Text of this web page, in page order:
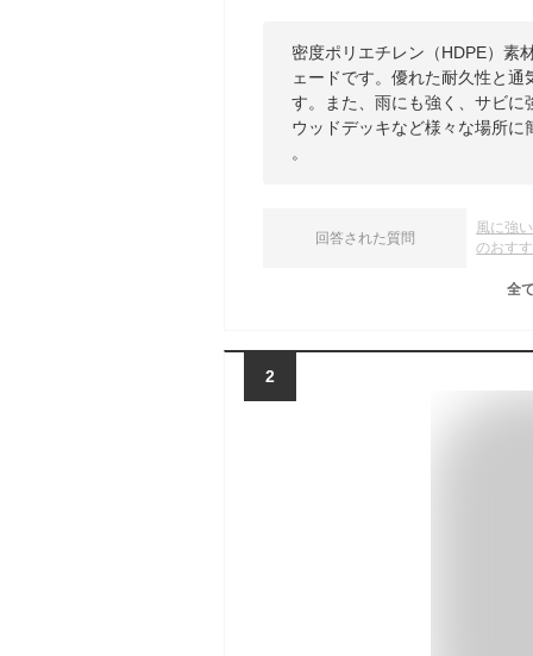
密度ポリエチレン（HDPE）素
ェードです。優れた耐久性と
す。また、雨にも強く、サビ
ウッドデッキなど様々な場所
。
回答された質問
風に強
のおす
全
2